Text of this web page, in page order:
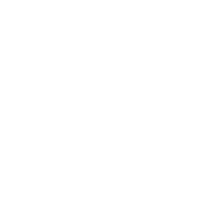
za poplatok)